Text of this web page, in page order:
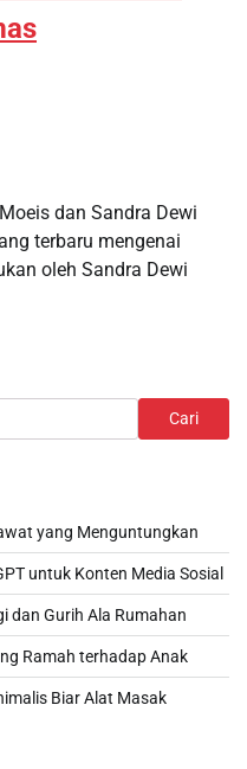
dan Sandra Dewi
terbaru mengenai
oleh Sandra Dewi
Cari
yang Menguntungkan
untuk Konten Media Sosial
dan Gurih Ala Rumahan
Ramah terhadap Anak
Biar Alat Masak